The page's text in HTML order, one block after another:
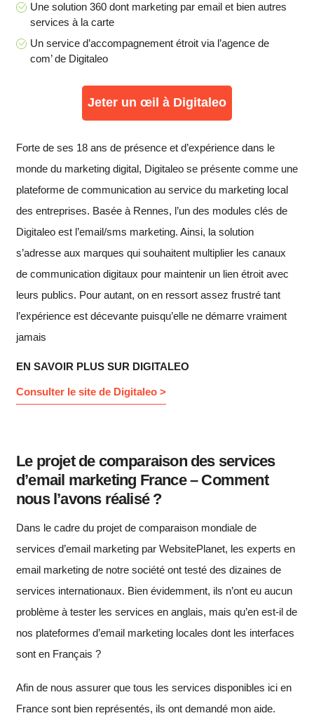
Une solution 360 dont marketing par email et bien autres
services à la carte
Un service d’accompagnement étroit via l’agence de
com’ de Digitaleo
Jeter un œil à Digitaleo
Forte de ses 18 ans de présence et d’expérience dans le
monde du marketing digital, Digitaleo se présente comme une
plateforme de communication au service du marketing local
des entreprises. Basée à Rennes, l’un des modules clés de
Digitaleo est l’email/sms marketing. Ainsi, la solution
s’adresse aux marques qui souhaitent multiplier les canaux
de communication digitaux pour maintenir un lien étroit avec
leurs publics. Pour autant, on en ressort assez frustré tant
l’expérience est décevante puisqu’elle ne démarre vraiment
jamais
EN SAVOIR PLUS SUR DIGITALEO
Consulter le site de Digitaleo >
Le projet de comparaison des services
d’email marketing France – Comment
nous l’avons réalisé ?
Dans le cadre du projet de comparaison mondiale de
services d’email marketing par WebsitePlanet, les experts en
email marketing de notre société ont testé des dizaines de
services internationaux. Bien évidemment, ils n’ont eu aucun
problème à tester les services en anglais, mais qu’en est-il de
nos plateformes d’email marketing locales dont les interfaces
sont en Français ?
Afin de nous assurer que tous les services disponibles ici en
France sont bien représentés, ils ont demandé mon aide.